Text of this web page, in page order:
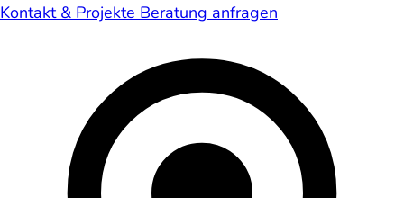
Kontakt & Projekte Beratung anfragen